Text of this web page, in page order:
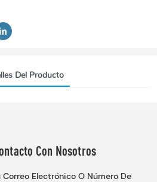
Del Producto
Con Nosotros
Electrónico O Número De